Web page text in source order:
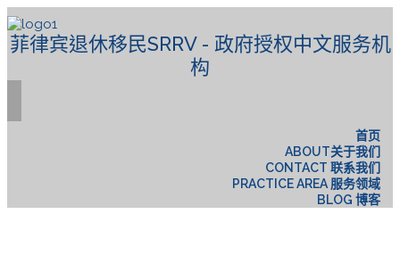
菲律宾退休移民SRRV - 政府授权中文服务机
构
首页
ABOUT关于我们
CONTACT 联系我们
PRACTICE AREA 服务领域
BLOG 博客